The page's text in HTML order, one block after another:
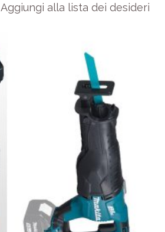
Aggiungi alla lista dei desideri